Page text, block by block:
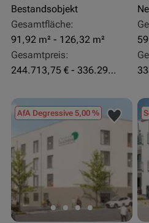
Bestandsobjekt
Gesamtfläche:
91,92 m² - 126,32 m²
Gesamtpreis:
244.713,75 € - 336.292 €
AfA Degressive 5,00 %